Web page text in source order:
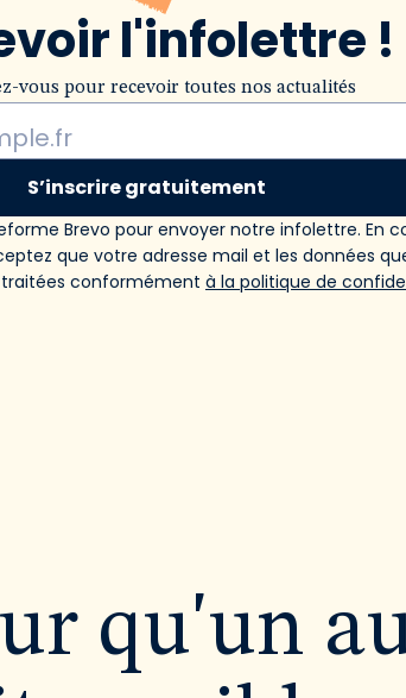
l'infolettre !
vous pour recevoir toutes nos actualités
S’inscrire gratuitement
Brevo pour envoyer notre infolettre. En
que votre adresse mail et les données
conformément à la politique de
qu'un